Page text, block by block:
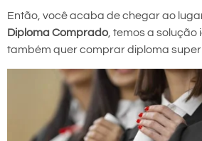
Então, você acaba de chegar ao
Diploma Comprado, temos a solução
também quer comprar diploma